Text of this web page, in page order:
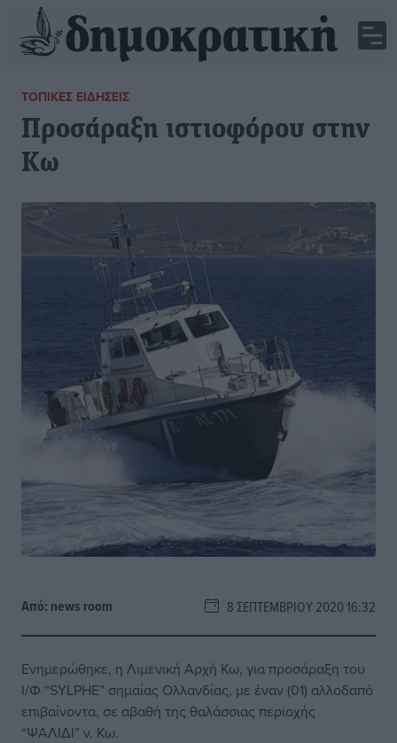
ΤΟΠΙΚΈΣ ΕΙΔΉΣΕΙΣ
Προσάραξη ιστιοφόρου στην
Κω
Από: news room 8 ΣΕΠΤΕΜΒΡΊΟΥ 2020 16:32
Ενημερώθηκε, η Λιμενική Αρχή Κω, για προσάραξη του
Ι/Φ “SYLPHE” σημαίας Ολλανδίας, με έναν (01) αλλοδαπό
επιβαίνοντα, σε αβαθή της θαλάσσιας περιοχής
“ΨΑΛΙΔΙ” ν. Κω.